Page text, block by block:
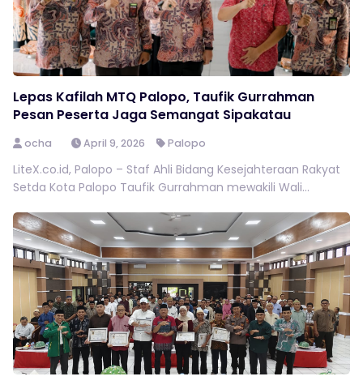
Lepas Kafilah MTQ Palopo, Taufik Gurrahman
Pesan Peserta Jaga Semangat Sipakatau
ocha April 9, 2026 Palopo
LiteX.co.id, Palopo – Staf Ahli Bidang Kesejahteraan Rakyat
Setda Kota Palopo Taufik Gurrahman mewakili Wali...